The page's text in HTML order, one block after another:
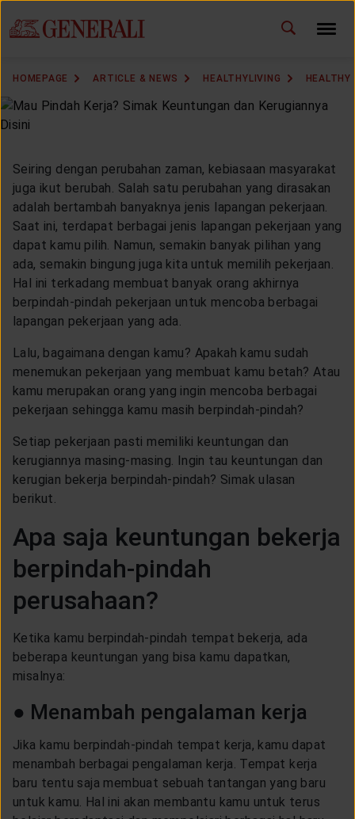
HOMEPAGE ARTICLE & NEWS HEALTHYLIVING HEALTHY
Seiring dengan perubahan zaman, kebiasaan masyarakat
juga ikut berubah. Salah satu perubahan yang dirasakan
adalah bertambah banyaknya jenis lapangan pekerjaan.
Saat ini, terdapat berbagai jenis lapangan pekerjaan yang
dapat kamu pilih. Namun, semakin banyak pilihan yang
ada, semakin bingung juga kita untuk memilih pekerjaan.
Hal ini terkadang membuat banyak orang akhirnya
berpindah-pindah pekerjaan untuk mencoba berbagai
lapangan pekerjaan yang ada.
Lalu, bagaimana dengan kamu? Apakah kamu sudah
menemukan pekerjaan yang membuat kamu betah? Atau
kamu merupakan orang yang ingin mencoba berbagai
pekerjaan sehingga kamu masih berpindah-pindah?
Setiap pekerjaan pasti memiliki keuntungan dan
kerugiannya masing-masing. Ingin tau keuntungan dan
kerugian bekerja berpindah-pindah? Simak ulasan
berikut.
Apa saja keuntungan bekerja
berpindah-pindah
perusahaan?
Ketika kamu berpindah-pindah tempat bekerja, ada
beberapa keuntungan yang bisa kamu dapatkan,
misalnya:
● Menambah pengalaman kerja
Jika kamu berpindah-pindah tempat kerja, kamu dapat
menambah berbagai pengalaman kerja. Tempat kerja
baru tentu saja membuat sebuah tantangan yang baru
untuk kamu. Hal ini akan membantu kamu untuk terus
CHANGE LANGUAGE ID EN
MARKETING OFFICE
INSURANCE DICTIONARY
OUR SOLUTION
CUSTOMER SERVICE
ARTICLE & NEWS
ABOUT GENERALI
KEAGENAN